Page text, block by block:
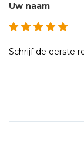
Uw naam
Schrijf de eerste